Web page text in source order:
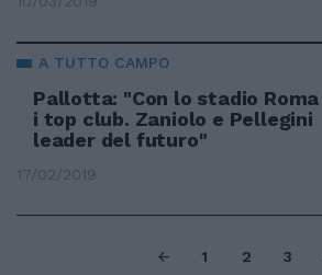
A TUTTO CAMPO
Pallotta: "Con lo stadio
i top club. Zaniolo e Pellegini
leader del futuro"
17/02/2019
1 2 3